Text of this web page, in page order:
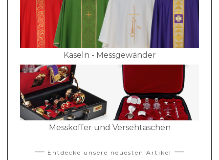
Kaseln - Messgewänder
Messkoffer und Versehtaschen
Entdecke unsere neuesten Artikel